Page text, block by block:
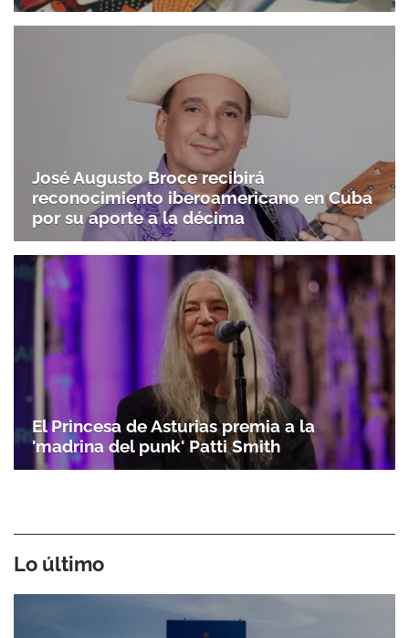
José Augusto Broce recibirá
reconocimiento iberoamericano en Cuba
por su aporte a la décima
El Princesa de Asturias premia a la
'madrina del punk' Patti Smith
Lo último